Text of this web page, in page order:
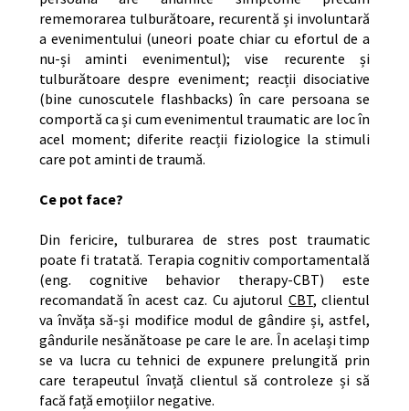
rememorarea tulburătoare, recurentă și involuntară
a evenimentului (uneori poate chiar cu efortul de a
nu-și aminti evenimentul); vise recurente și
tulburătoare despre eveniment; reacții disociative
(bine cunoscutele flashbacks) în care persoana se
comportă ca și cum evenimentul traumatic are loc în
acel moment; diferite reacții fiziologice la stimuli
care pot aminti de traumă.
Ce pot face?
Din fericire, tulburarea de stres post traumatic
poate fi tratată. Terapia cognitiv comportamentală
(eng. cognitive behavior therapy-CBT) este
recomandată în acest caz. Cu ajutorul CBT, clientul
va învăța să-și modifice modul de gândire și, astfel,
gândurile nesănătoase pe care le are. În același timp
se va lucra cu tehnici de expunere prelungită prin
care terapeutul învață clientul să controleze și să
facă față emoțiilor negative.